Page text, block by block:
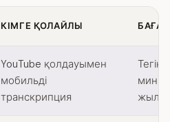
КІМГЕ ҚОЛАЙЛЫ
YouTube қолдауымен
мобильді
транскрипция
Тегін
мин)